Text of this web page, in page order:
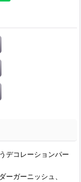
デコレーションパー
ーガーニッシュ、